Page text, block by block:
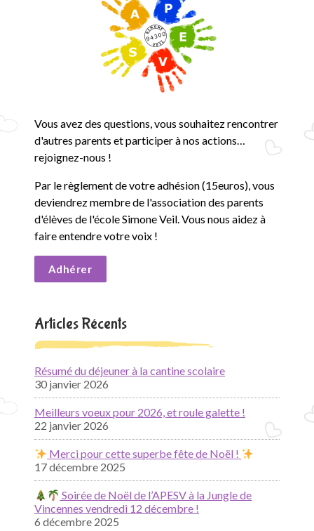
Vous avez des questions, vous souhaitez rencontrer
d'autres parents et participer à nos actions…
rejoignez-nous !
Par le règlement de votre adhésion (15euros), vous
deviendrez membre de l'association des parents
d'élèves de l'école Simone Veil. Vous nous aidez à
faire entendre votre voix !
Adhérer
Articles Récents
Résumé du déjeuner à la cantine scolaire
30 janvier 2026
Meilleurs voeux pour 2026, et roule galette !
22 janvier 2026
Merci pour cette superbe fête de Noël !
17 décembre 2025
Soirée de Noël de l’APESV à la Jungle de
Vincennes vendredi 12 décembre !
6 décembre 2025